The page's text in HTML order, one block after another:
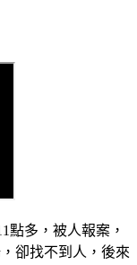
點多，被人報案，
卻找不到人，後來